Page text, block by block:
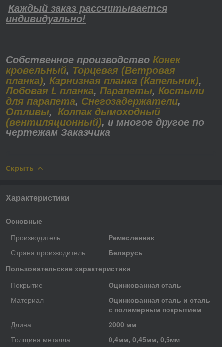
Каждый заказ рассчитывается
индивидуально!
Собственное производство Конек
кровельный, Торцевая (Ветровая
планка), Карнизная планка (Капельник),
Лобовая L планка, Парапеты, Костыли
для парапета, Снегозадержатели,
Отливы, Колпак дымоходный
(вентиляционный), и многое другое по
чертежам Заказчика
Скрыть
Характеристики
Основные
Производитель
Ремесленник
Страна производитель
Беларусь
Пользовательские характеристики
Покрытие
Оцинкованная сталь
Материал
Оцинкованная сталь и сталь
с полимерным покрытием
Длина
2000 мм
Толщина металла
0,4мм, 0,45мм, 0,5мм